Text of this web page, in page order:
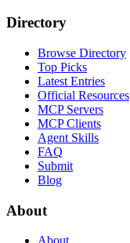
Directory
Browse Directory
Top Picks
Latest Entries
Official Resources
MCP Servers
MCP Clients
Agent Skills
FAQ
Submit
Blog
About